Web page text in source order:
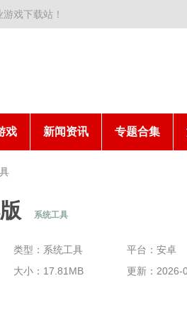
戏下载站！
戏 新闻资讯 专题合集
系统工具
类型：系统工具
平台：安卓
大小：17.81MB
更新：2026-